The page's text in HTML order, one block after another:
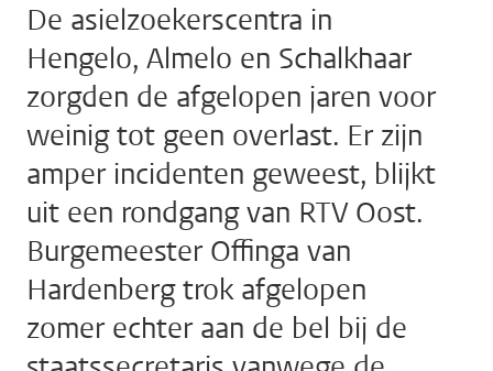
De asielzoekerscentra in
Hengelo, Almelo en Schalkhaar
zorgden de afgelopen jaren voor
weinig tot geen overlast. Er zijn
amper incidenten geweest, blijkt
uit een rondgang van RTV Oost.
Burgemeester Offinga van
Hardenberg trok afgelopen
zomer echter aan de bel bij de